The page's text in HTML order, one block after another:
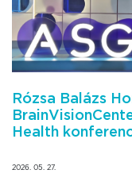
Rózsa Balázs
Health
2026. 05. 27.